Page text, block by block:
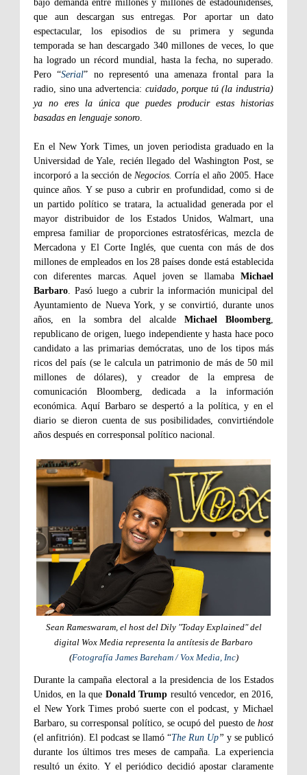
bajo demanda entre millones y millones de estadounidenses,
que aun descargan sus entregas. Por aportar un dato
espectacular, los episodios de su primera y segunda
temporada se han descargado 340 millones de veces, lo que
ha logrado un récord mundial, hasta la fecha, no superado.
Pero “Serial” no representó una amenaza frontal para la
radio, sino una advertencia: cuidado, porque tú (la industria)
ya no eres la única que puedes producir estas historias
basadas en lenguaje sonoro.
En el New York Times, un joven periodista graduado en la
Universidad de Yale, recién llegado del Washington Post, se
incorporó a la sección de Negocios.Corría el año 2005. Hace
quince años. Y se puso a cubrir en profundidad, como si de
un partido político se tratara, la actualidad generada por el
mayor distribuidor de los Estados Unidos, Walmart, una
empresa familiar de proporciones estratosféricas, mezcla de
Mercadona y El Corte Inglés, que cuenta con más de dos
millones de empleados en los 28 países donde está establecida
con diferentes marcas. Aquel joven se llamaba Michael
Barbaro. Pasó luego a cubrir la información municipal del
Ayuntamiento de Nueva York, y se convirtió, durante unos
años, en la sombra del alcaldeMichael Bloomberg,
republicano de origen, luego independiente y hasta hace poco
candidato a las primarias demócratas, uno de los tipos más
ricos del país (se le calcula un patrimonio de más de 50 mil
millones de dólares), y creador de la empresa de
comunicación Bloomberg, dedicada a la información
económica. Aquí Barbaro se despertó a la política, y en el
diario se dieron cuenta de sus posibilidades, convirtiéndole
años después en corresponsal político nacional.
Sean Rameswaram, el host del Dily "Today Explained" del
digital Wox Media representa la antítesis de Barbaro
(Fotografía James Bareham / Vox Media, Inc)
Durante la campaña electoral a la presidencia de los Estados
Unidos, en la que Donald Trump resultó vencedor, en 2016,
el New York Times probó suerte con el podcast, y Michael
Barbaro, su corresponsal político, se ocupó del puesto de host
(el anfitrión). El podcast se llamó “The Run Up” y se publicó
durante los últimos tres meses de campaña. La experiencia
resultó un éxito. Y el periódico decidió apostar claramente